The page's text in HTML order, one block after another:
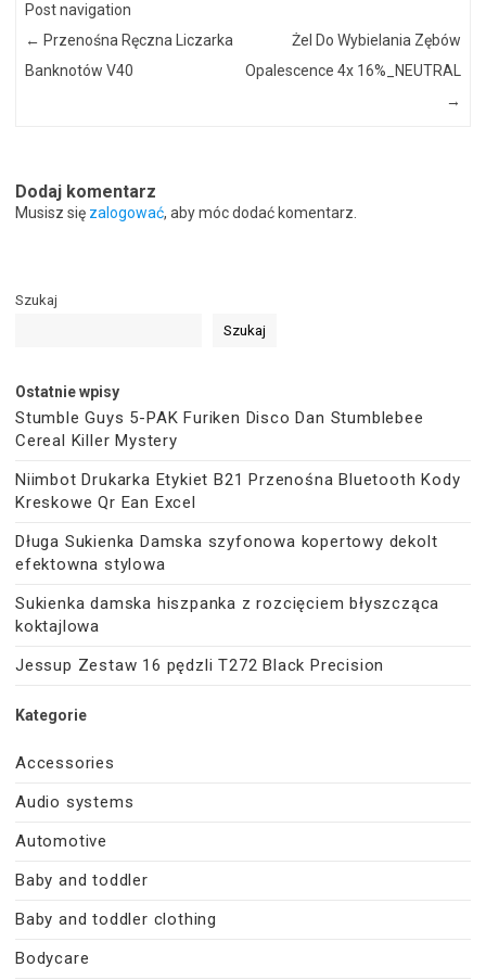
Post navigation
← Przenośna Ręczna Liczarka
Banknotów V40
Żel Do Wybielania Zębów
Opalescence 4x 16%_NEUTRAL
→
Dodaj komentarz
Musisz się zalogować, aby móc dodać komentarz.
Szukaj
Szukaj
Ostatnie wpisy
Stumble Guys 5-PAK Furiken Disco Dan Stumblebee
Cereal Killer Mystery
Niimbot Drukarka Etykiet B21 Przenośna Bluetooth Kody
Kreskowe Qr Ean Excel
Długa Sukienka Damska szyfonowa kopertowy dekolt
efektowna stylowa
Sukienka damska hiszpanka z rozcięciem błyszcząca
koktajlowa
Jessup Zestaw 16 pędzli T272 Black Precision
Kategorie
Accessories
Audio systems
Automotive
Baby and toddler
Baby and toddler clothing
Bodycare